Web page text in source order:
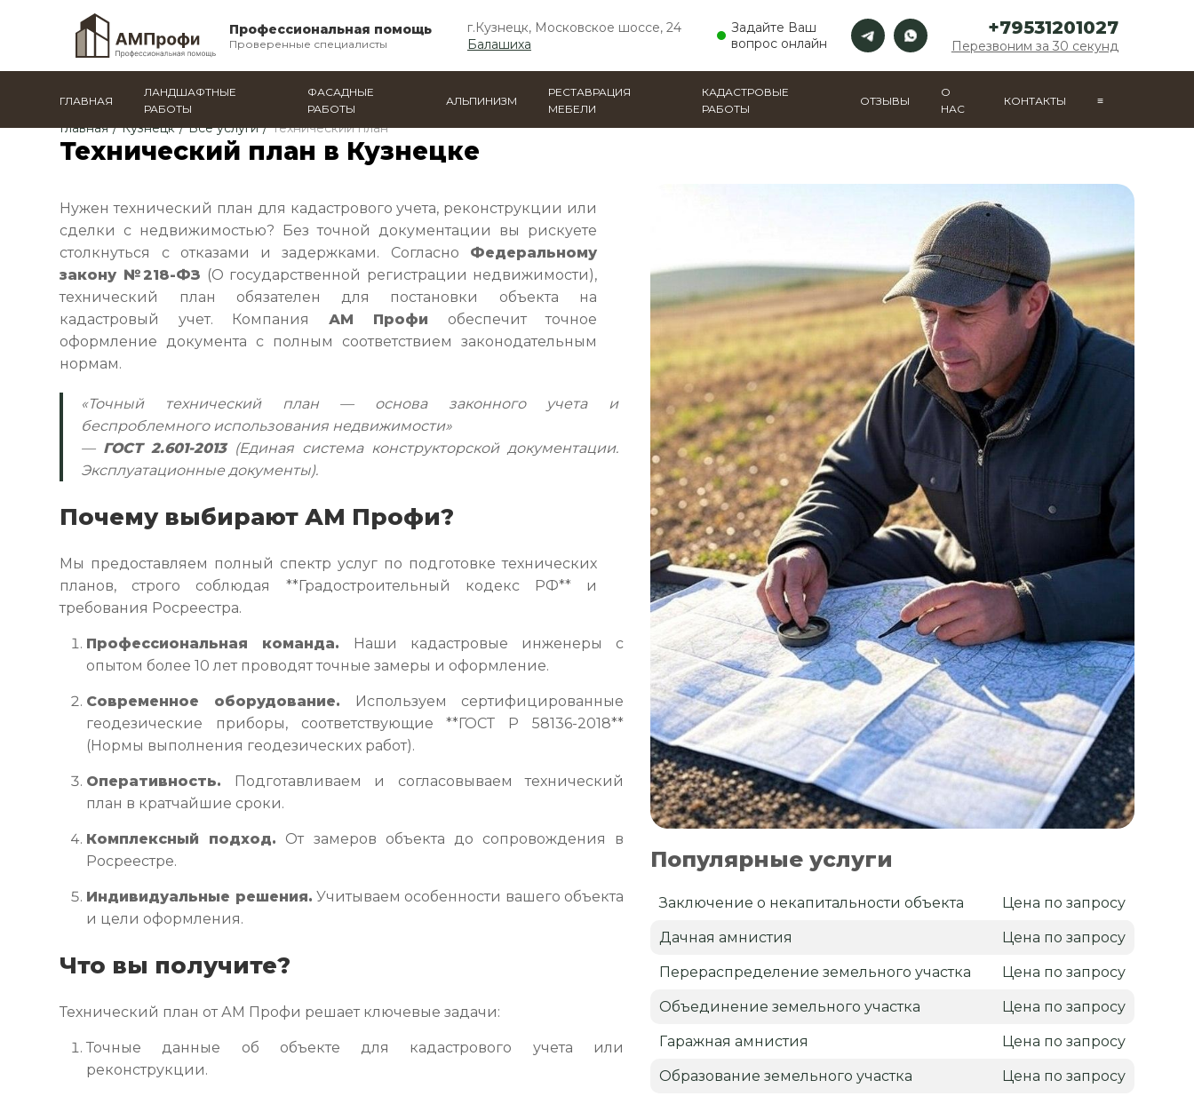
Профессиональная помощь
Проверенные специалисты
г.Кузнецк, Московское шоссе, 24
Балашиха
Задайте Ваш
вопрос онлайн
+79531201027
Перезвоним за 30 секунд
ГЛАВНАЯ
ЛАНДШАФТНЫЕ
РАБОТЫ
ФАСАДНЫЕ
РАБОТЫ
АЛЬПИНИЗМ
РЕСТАВРАЦИЯ
МЕБЕЛИ
КАДАСТРОВЫЕ
РАБОТЫ
ОТЗЫВЫ
О
НАС
КОНТАКТЫ ≡
Главная / Кузнецк / Все услуги / Технический план
Технический план в Кузнецке
Нужен технический план для кадастрового учета, реконструкции или
сделки с недвижимостью? Без точной документации вы рискуете
столкнуться с отказами и задержками. Согласно Федеральному
закону №218-ФЗ (О государственной регистрации недвижимости),
технический план обязателен для постановки объекта на
кадастровый учет. Компания АМ Профи обеспечит точное
оформление документа с полным соответствием законодательным
нормам.
«Точный технический план — основа законного учета и
беспроблемного использования недвижимости»
— ГОСТ 2.601-2013(Единая система конструкторской документации.
Эксплуатационные документы).
Почему выбирают АМ Профи?
Мы предоставляем полный спектр услуг по подготовке технических
планов, строго соблюдая **Градостроительный кодекс РФ** и
требования Росреестра.
Профессиональная команда. Наши кадастровые инженеры с
опытом более 10 лет проводят точные замеры и оформление.
Современное оборудование. Используем сертифицированные
геодезические приборы, соответствующие **ГОСТ Р 58136-2018**
(Нормы выполнения геодезических работ).
Оперативность. Подготавливаем и согласовываем технический
план в кратчайшие сроки.
Комплексный подход. От замеров объекта до сопровождения в
Росреестре.
Индивидуальные решения. Учитываем особенности вашего объекта
и цели оформления.
Что вы получите?
Технический план от АМ Профи решает ключевые задачи:
Точные данные об объекте для кадастрового учета или
реконструкции.
Популярные услуги
Заключение о некапитальности объекта Цена по запросу
Дачная амнистия Цена по запросу
Перераспределение земельного участка Цена по запросу
Объединение земельного участка Цена по запросу
Гаражная амнистия Цена по запросу
Образование земельного участка Цена по запросу